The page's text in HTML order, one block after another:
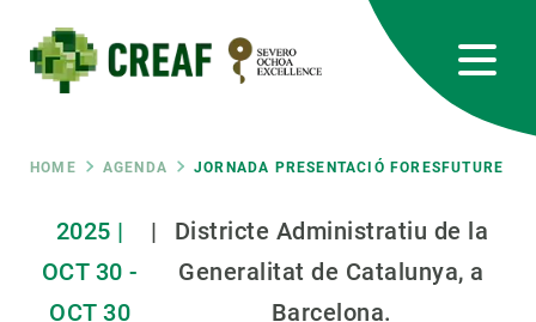
main
content
Breadcrumb
HOME AGENDA JORNADA PRESENTACIÓ FORESFUTURE
2025 |
OCT 30 -
OCT 30
|
Districte Administratiu de la
Generalitat de Catalunya, a
Barcelona.
RRSS
Featured
INTRANET